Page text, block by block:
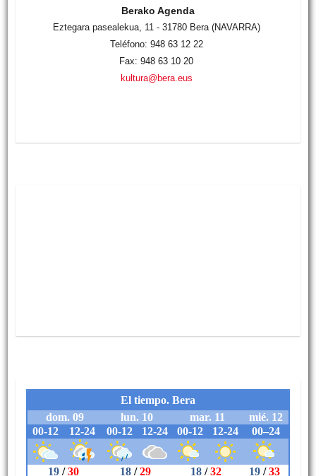
Berako Agenda
Eztegara pasealekua, 11 - 31780 Bera (NAVARRA)
Teléfono: 948 63 12 22
Fax: 948 63 10 20
kultura@bera.eus